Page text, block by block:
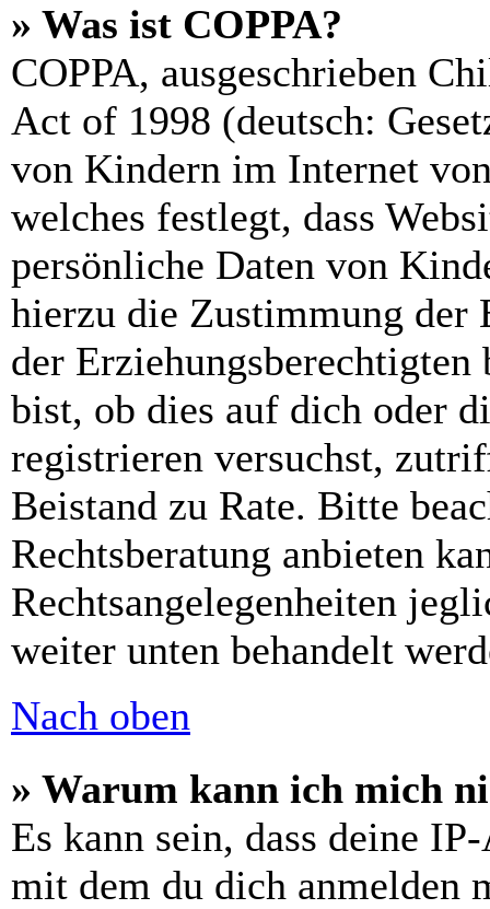
» Was ist COPPA?
COPPA, ausgeschrieben
Act of 1998 (deutsch:
von Kindern im Internet
welches festlegt, dass
persönliche Daten von
hierzu die Zustimmung der
der
bist, ob dies auf dich oder
registrieren versuchst,
Beistand zu Rate. Bitte
Rechtsberatung anbieten
Rechtsangelegenheiten
weiter unten behandelt
Nach oben
» Warum kann ich mich
Es kann sein, dass deine
mit dem du dich anmelden